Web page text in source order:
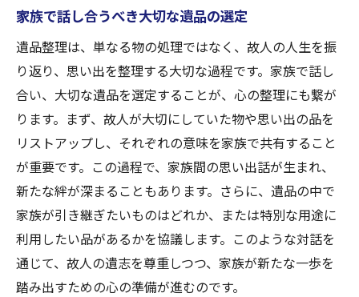
の進め方
新しい生活に向けた整理のステップ
地域のリソースを活用した整理支援
故人の思い出を糧にした新たな出発
所沢市での生活再建に役立つ情報
家族との絆を深める整理の過程
未来を見据えた整理後の生活計画
プロと一緒に故人の思い出を大切にする遺品整
理方法
思い出を大切に保管するためのアイデア
家族で共有する故人のストーリー
家族で話し合うべき大切な遺品の選定
遺品整理は、単なる物の処理ではなく、故人の人生を振
り返り、思い出を整理する大切な過程です。家族で話し
合い、大切な遺品を選定することが、心の整理にも繋が
ります。まず、故人が大切にしていた物や思い出の品を
リストアップし、それぞれの意味を家族で共有すること
が重要です。この過程で、家族間の思い出話が生まれ、
新たな絆が深まることもあります。さらに、遺品の中で
家族が引き継ぎたいものはどれか、または特別な用途に
利用したい品があるかを協議します。このような対話を
通じて、故人の遺志を尊重しつつ、家族が新たな一歩を
踏み出すための心の準備が進むのです。